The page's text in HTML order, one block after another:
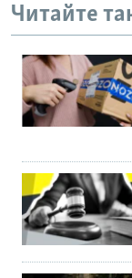
Читайте